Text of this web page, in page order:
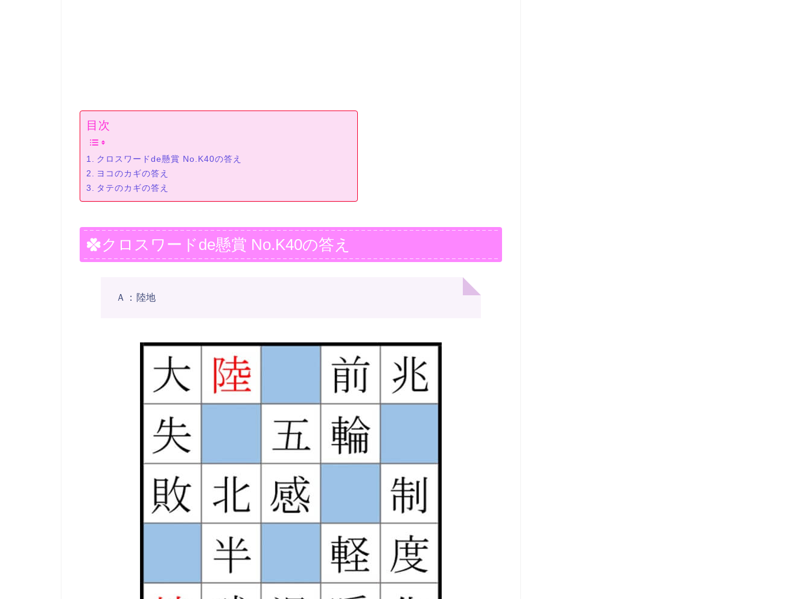
目次
クロスワードde懸賞 No.K40の答え
ヨコのカギの答え
タテのカギの答え
クロスワードde懸賞 No.K40の答え
Ａ：陸地